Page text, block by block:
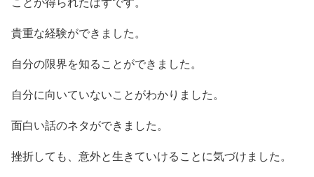
ことが得られたはずです。
貴重な経験ができました。
自分の限界を知ることができました。
自分に向いていないことがわかりました。
面白い話のネタができました。
挫折しても、意外と生きていけることに気づけました。